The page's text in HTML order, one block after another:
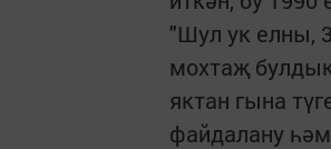
"Шул ук елны,
мохтаҗ
яктан гына
файдалану